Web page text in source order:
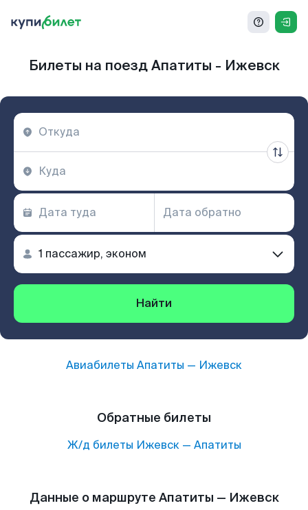
Билеты на поезд Апатиты - Ижевск
Найти
Авиабилеты Апатиты — Ижевск
Обратные билеты
Ж/д билеты Ижевск— Апатиты
Данные о маршруте Апатиты — Ижевск